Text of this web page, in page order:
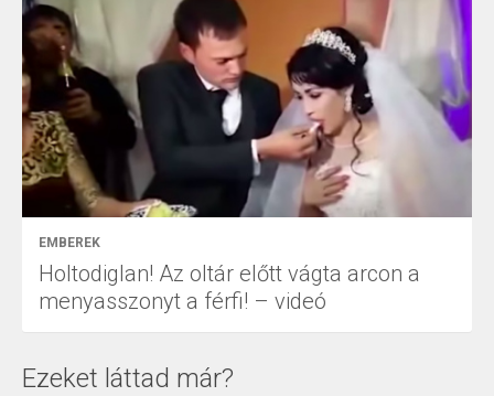
EMBEREK
Holtodiglan! Az oltár előtt vágta arcon a
menyasszonyt a férfi! – videó
Ezeket láttad már?